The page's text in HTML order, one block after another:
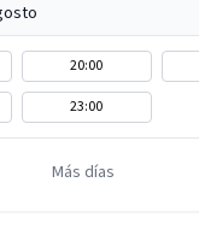
20:00
23:00
Más días